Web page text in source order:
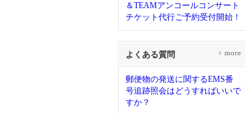
＆TEAMアンコールコンサート
チケット代行ご予約受付開始！
よくある質問
郵便物の発送に関するEMS番
号追跡照会はどうすればいいで
すか？
› more